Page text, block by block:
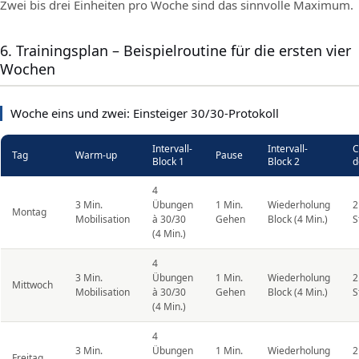
Zwei bis drei Einheiten pro Woche sind das sinnvolle Maximum.
6. Trainingsplan – Beispielroutine für die ersten vier
Wochen
Woche eins und zwei: Einsteiger 30/30-Protokoll
Tag Warm-up
Intervall-
Block 1
Pause
Intervall-
Block 2
Montag
3 Min.
Mobilisation
4
Übungen
à 30/30
(4 Min.)
1 Min.
Gehen
Wiederholung
Block (4 Min.)
Mittwoch
3 Min.
Mobilisation
4
Übungen
à 30/30
(4 Min.)
1 Min.
Gehen
Wiederholung
Block (4 Min.)
3 Min.
4
Übungen
1 Min.
Wiederholung